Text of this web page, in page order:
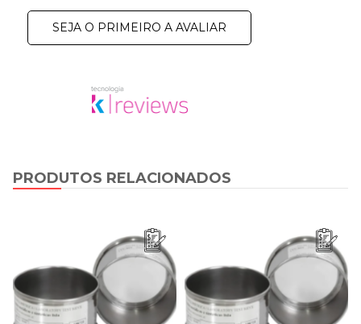
SEJA O PRIMEIRO A AVALIAR
PRODUTOS RELACIONADOS